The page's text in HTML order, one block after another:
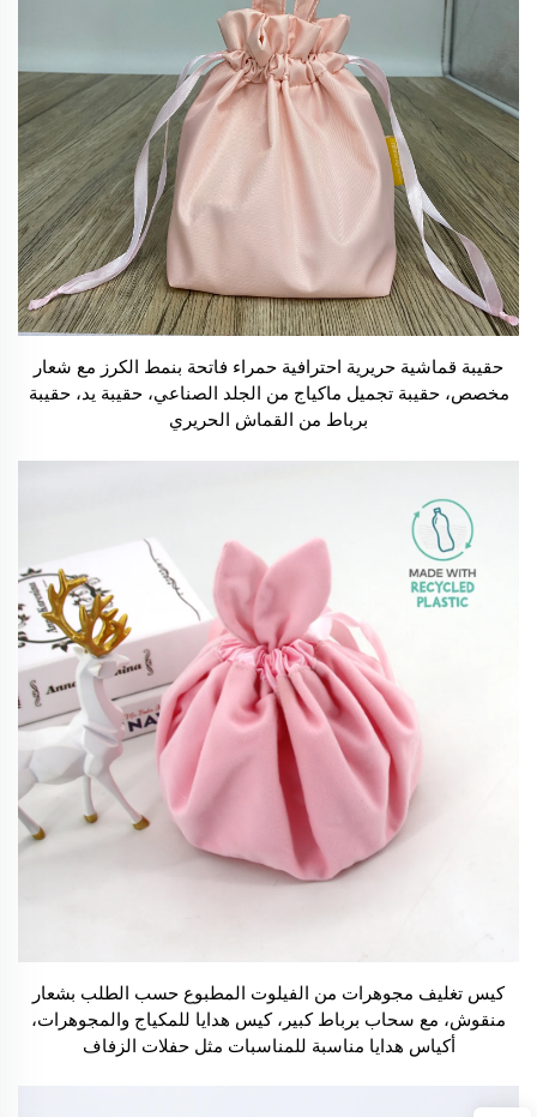
حقيبة قماشية حريرية احترافية حمراء فاتحة بنمط الكرز مع شعار
مخصص، حقيبة تجميل ماكياج من الجلد الصناعي، حقيبة يد، حقيبة
برباط من القماش الحريري
كيس تغليف مجوهرات من الفيلوت المطبوع حسب الطلب بشعار
منقوش، مع سحاب برباط كبير، كيس هدايا للمكياج والمجوهرات،
أكياس هدايا مناسبة للمناسبات مثل حفلات الزفاف